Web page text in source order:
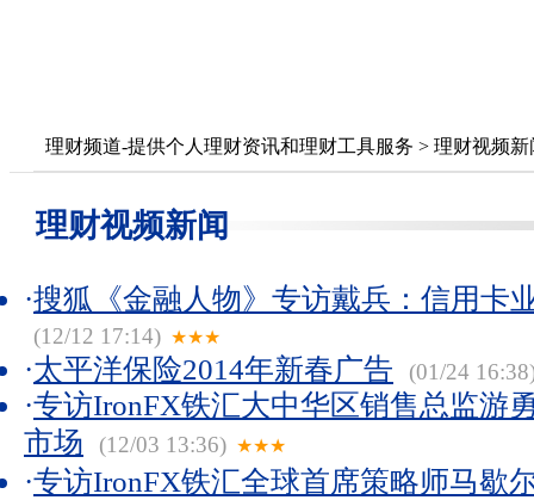
理财频道-提供个人理财资讯和理财工具服务 > 理财视频新
理财视频新闻
·搜狐《金融人物》专访戴兵：信用卡
(12/12 17:14) ★★★
·太平洋保险2014年新春广告 (01/24
·专访IronFX铁汇大中华区销售总监游
市场
(12/03 13:36) ★★★
·专访IronFX铁汇全球首席策略师马歇